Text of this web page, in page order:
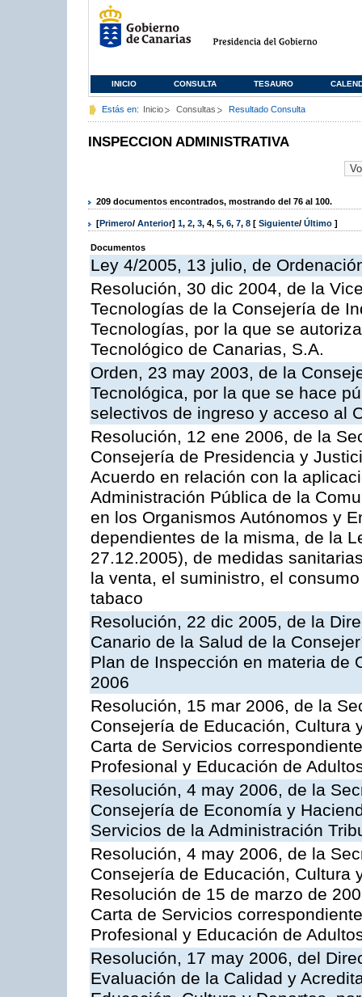
INICIO CONSULTA TESAURO
Estás en: Inicio Consultas Resultado Consulta
INSPECCION ADMINISTRATIVA
209 documentos encontrados, mostrando del 76 al 100.
[Primero/ Anterior] 1, 2, 3, 4, 5, 6, 7, 8 [ Siguiente/ Último ]
Documentos
Ley 4/2005, 13 julio, de
Resolución, 30 dic 2004, de la
Tecnologías de la Consejería de
Tecnologías, por la que se
Tecnológico de Canarias, S.A.
Orden, 23 may 2003, de la
Tecnológica, por la que se hace
selectivos de ingreso y acceso al
Resolución, 12 ene 2006, de la
Consejería de Presidencia y
Acuerdo en relación con la
Administración Pública de la
en los Organismos Autónomos y
dependientes de la misma, de la
27.12.2005), de medidas
la venta, el suministro, el
tabaco
Resolución, 22 dic 2005, de la
Canario de la Salud de la
Plan de Inspección en materia de
2006
Resolución, 15 mar 2006, de la
Consejería de Educación, Cultura
Carta de Servicios
Profesional y Educación de
Resolución, 4 may 2006, de la
Consejería de Economía y
Servicios de la Administración
Resolución, 4 may 2006, de la
Consejería de Educación, Cultura
Resolución de 15 de marzo de
Carta de Servicios
Profesional y Educación de
Resolución, 17 may 2006, del
Evaluación de la Calidad y